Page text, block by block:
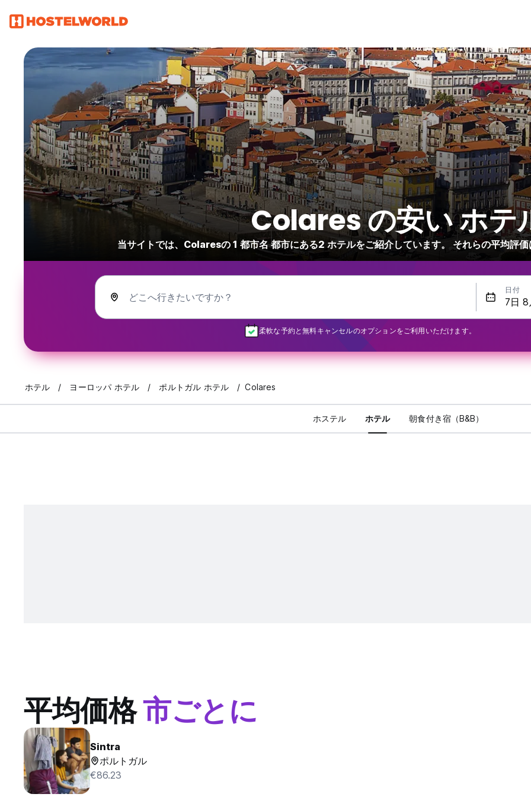
Colares の安い ホテ
当サイトでは、Colaresの 1 都市名 都市にある2 ホテルをご紹介しています。 それらの平均評
どこへ行きたいですか？
日付
柔軟な予約と無料キャンセルのオプションをご利用いただけます。
ホテル ヨーロッパ ホテル ポルトガル ホテル Colares
ホステル ホテル 朝食付き宿（B&B）
平均価格市ごとに
Sintra
ポルトガル
€86.23